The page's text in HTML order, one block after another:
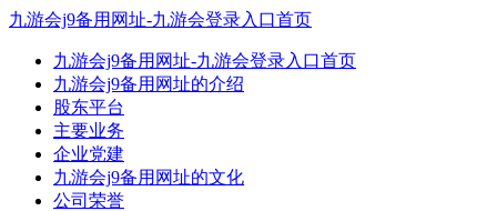
九游会j9备用网址-九游会登录入口首页
九游会j9备用网址-九游会登录入口首页
九游会j9备用网址的介绍
股东平台
主要业务
企业党建
九游会j9备用网址的文化
公司荣誉